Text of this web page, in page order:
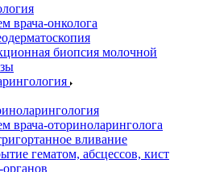
врача-онколога
биопсия молочной
врача-оториноларинголога
вливание
гематом, абсцессов, кист